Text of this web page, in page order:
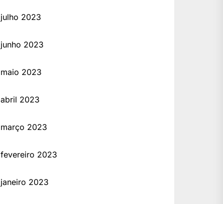
julho 2023
junho 2023
maio 2023
abril 2023
março 2023
fevereiro 2023
janeiro 2023